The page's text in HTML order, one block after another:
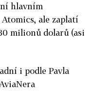
hlavním
ale zaplatí
milionů dolarů (asi
i podle Pavla